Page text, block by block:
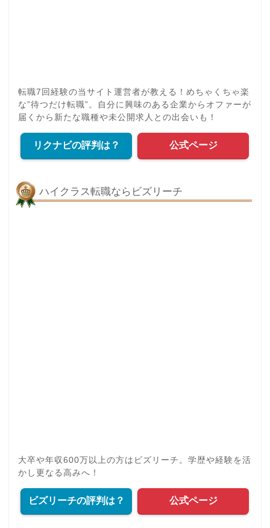
転職7回経験の当サイト運営者が教える！めちゃくちゃ楽
な”待つだけ転職”。自分に興味のある企業からオファーが
届くから新たな職種や未公開求人との出会いも！
リクナビの評判は？ 公式ページ
ハイクラス転職ならビズリーチ
ビズリーチの評判は？ 公式ページ